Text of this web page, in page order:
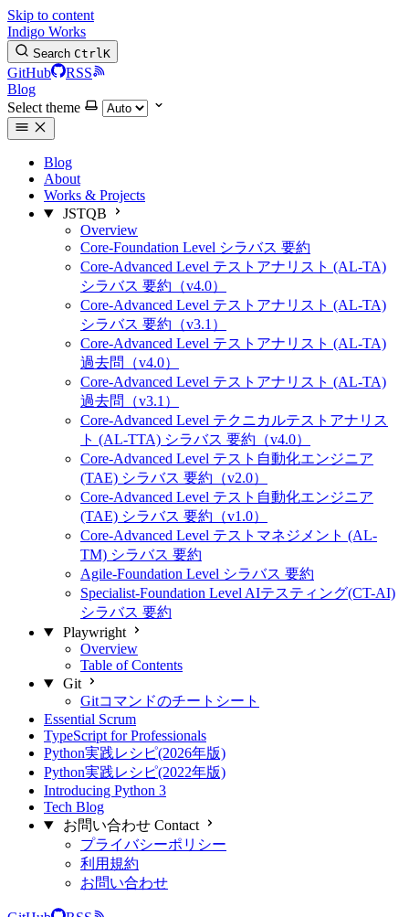
Skip to content
Indigo Works
Search CtrlK
GitHub
RSS
Blog
Select theme
Blog
About
Works & Projects
JSTQB
Overview
Core-Foundation Level シラバス 要約
Core-Advanced Level テストアナリスト (AL-TA)
シラバス 要約（v4.0）
Core-Advanced Level テストアナリスト (AL-TA)
シラバス 要約（v3.1）
Core-Advanced Level テストアナリスト (AL-TA)
過去問（v4.0）
Core-Advanced Level テストアナリスト (AL-TA)
過去問（v3.1）
Core-Advanced Level テクニカルテストアナリス
ト (AL-TTA) シラバス 要約（v4.0）
Core-Advanced Level テスト自動化エンジニア
(TAE) シラバス 要約（v2.0）
Core-Advanced Level テスト自動化エンジニア
(TAE) シラバス 要約（v1.0）
Core-Advanced Level テストマネジメント (AL-
TM) シラバス 要約
Agile-Foundation Level シラバス 要約
Specialist-Foundation Level AIテスティング(CT-AI)
シラバス 要約
Playwright
Overview
Table of Contents
Git
Gitコマンドのチートシート
Essential Scrum
TypeScript for Professionals
Python実践レシピ(2026年版)
Python実践レシピ(2022年版)
Introducing Python 3
Tech Blog
お問い合わせ Contact
プライバシーポリシー
利用規約
お問い合わせ